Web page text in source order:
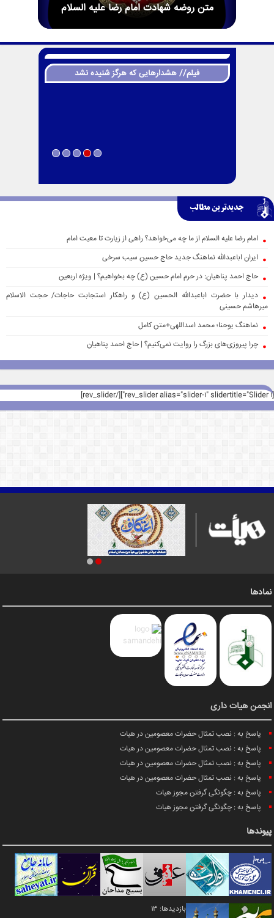
متن روضه شهادت امام رضا علیه السلام
فیلم// هشدارهایی که هرگز شنیده نشد
جدیدترین مطالب
امام رضا علیه السلام از ما چه می‌خواهد؟ راهی از زیارت تا معیت امام
ایران اباعبدالله نماهنگ جدید حاج حسین سیب سرخی
حاج احمد پناهیان: در حرم امام حسین (ع) چه بخواهیم؟ | ویژه اربعین
دیدار با حضرت اباعبدالله الحسین (ع) و راهکار استجابت حاجات/ حجت الاسلام
میرهاشم حسینی
نماهنگ یوحنا؛ محمد اسداللهی+متن کامل
چرا پیروزی‌های بزرگ را روایت نمی‌کنیم؟ | حاج احمد پناهیان
[rev_slider alias="slider-1" slidertitle="Slider 1"][/rev_slider]
نمادها
انجمن هیات داری
پاسخ به : نصب تمثال حضرات معصومین در هیات
پاسخ به : نصب تمثال حضرات معصومین در هیات
پاسخ به : نصب تمثال حضرات معصومین در هیات
پاسخ به : نصب تمثال حضرات معصومین در هیات
پاسخ به : چگونگی گرفتن مجوز هیات
پاسخ به : چگونگی گرفتن مجوز هیات
پیوندها
بازدیدها: 13